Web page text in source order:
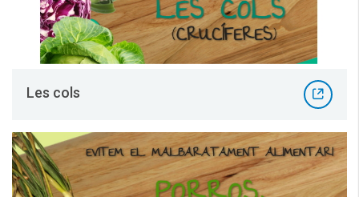
Les cols